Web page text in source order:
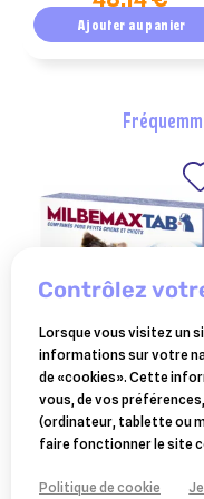
Ajouter au panier
ELANCO ANIMAL
milbemax tab chiots de
à 10kg (2 comprimés)
5,20 €
contrôlez
Lorsque vous visitez un
informations sur votre
de «cookies». Cette
vous, de vos
(ordinateur, tablette ou
faire fonctionner le site
Politique de cookie